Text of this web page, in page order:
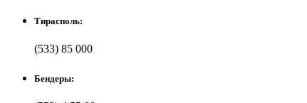
Тирасполь:
(533) 85 000
Бендеры: